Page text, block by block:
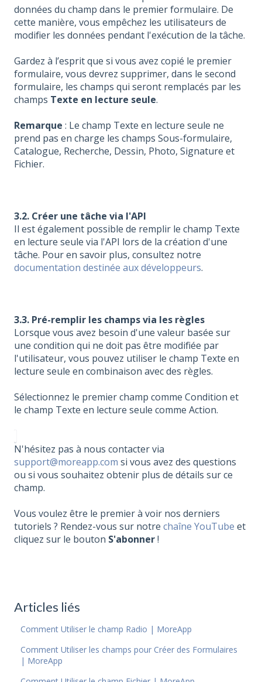
données du champ dans le premier formulaire. De
cette manière, vous empêchez les utilisateurs de
modifier les données pendant l'exécution de la tâche.
Gardez à l’esprit que si vous avez copié le premier
formulaire, vous devrez supprimer, dans le second
formulaire, les champs qui seront remplacés par les
champs Texte en lecture seule.
Remarque : Le champ Texte en lecture seule ne
prend pas en charge les champs Sous-formulaire,
Catalogue, Recherche, Dessin, Photo, Signature et
Fichier.
3.2. Créer une tâche via l'API
Il est également possible de remplir le champ Texte
en lecture seule via l'API lors de la création d'une
tâche. Pour en savoir plus, consultez notre
documentation destinée aux développeurs.
3.3. Pré-remplir les champs via les règles
Lorsque vous avez besoin d'une valeur basée sur
une condition qui ne doit pas être modifiée par
l'utilisateur, vous pouvez utiliser le champ Texte en
lecture seule en combinaison avec des règles.
Sélectionnez le premier champ comme Condition et
le champ Texte en lecture seule comme Action.
N'hésitez pas à nous contacter via
support@moreapp.com si vous avez des questions
ou si vous souhaitez obtenir plus de détails sur ce
champ.
Vous voulez être le premier à voir nos derniers
tutoriels ? Rendez-vous sur notre chaîne YouTube et
cliquez sur le bouton S'abonner!
Articles liés
Comment Utiliser le champ Radio | MoreApp
Comment Utiliser les champs pour Créer des Formulaires
| MoreApp